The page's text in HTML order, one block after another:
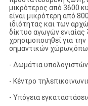
μικρότερος από 3600
είναι μικρότερη από
ιδιότητας και των
δίκτυο αγωγών
χρησιμοποιηθεί για
σημαντικών
- Δωμάτια υπολογιστών.
- Κέντρο
- Υπόγεια